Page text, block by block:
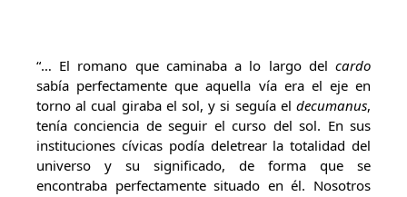
“… El romano que caminaba a lo largo del cardo
sabía perfectamente que aquella vía era el eje en
torno al cual giraba el sol, y si seguía el decumanus,
tenía conciencia de seguir el curso del sol. En sus
instituciones cívicas podía deletrear la totalidad del
universo y su significado, de forma que se
encontraba perfectamente situado en él. Nosotros